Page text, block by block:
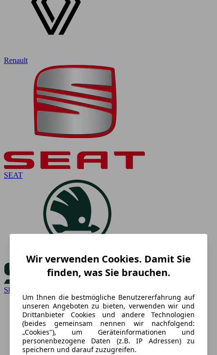
Renault
SEAT
Skoda
Wir verwenden Cookies. Damit Sie
finden, was Sie brauchen.
Um Ihnen die bestmögliche Benutzererfahrung auf
unseren Angeboten zu bieten, verwenden wir und
Drittanbieter Cookies und andere Technologien
(beides gemeinsam nennen wir nachfolgend:
„Cookies"), um Geräteinformationen und
personenbezogene Daten (z.B. IP Adressen) zu
speichern und darauf zuzugreifen.